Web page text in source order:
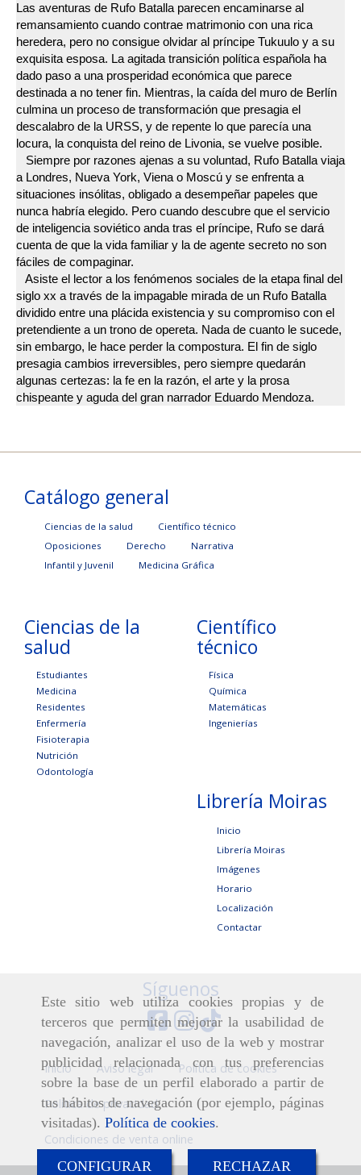
Este sitio web utiliza cookies propias y de
terceros que permiten mejorar la usabilidad de
navegación, analizar el uso de la web y mostrar
publicidad relacionada con tus preferencias
sobre la base de un perfil elaborado a partir de
tus hábitos de navegación (por ejemplo, páginas
visitadas). Política de cookies.
CONFIGURAR RECHAZAR
Las aventuras de Rufo Batalla parecen encaminarse al
remansamiento cuando contrae matrimonio con una rica
heredera, pero no consigue olvidar al príncipe Tukuulo y a su
exquisita esposa. La agitada transición política española ha
dado paso a una prosperidad económica que parece
destinada a no tener fin. Mientras, la caída del muro de Berlín
culmina un proceso de transformación que presagia el
descalabro de la URSS, y de repente lo que parecía una
locura, la conquista del reino de Livonia, se vuelve posible.
Siempre por razones ajenas a su voluntad, Rufo Batalla viaja
a Londres, Nueva York, Viena o Moscú y se enfrenta a
situaciones insólitas, obligado a desempeñar papeles que
nunca habría elegido. Pero cuando descubre que el servicio
de inteligencia soviético anda tras el príncipe, Rufo se dará
cuenta de que la vida familiar y la de agente secreto no son
fáciles de compaginar.
Asiste el lector a los fenómenos sociales de la etapa final del
siglo xx a través de la impagable mirada de un Rufo Batalla
dividido entre una plácida existencia y su compromiso con el
pretendiente a un trono de opereta. Nada de cuanto le sucede,
sin embargo, le hace perder la compostura. El fin de siglo
presagia cambios irreversibles, pero siempre quedarán
algunas certezas: la fe en la razón, el arte y la prosa
chispeante y aguda del gran narrador Eduardo Mendoza.
Catálogo general
Ciencias de la salud
Científico técnico
Oposiciones
Derecho
Narrativa
Infantil y Juvenil
Medicina Gráfica
Ciencias de la
salud
Estudiantes
Medicina
Residentes
Enfermería
Fisioterapia
Nutrición
Odontología
Científico
técnico
Física
Química
Matemáticas
Ingenierías
Librería Moiras
Inicio
Librería Moiras
Imágenes
Horario
Localización
Contactar
Síguenos
Inicio Aviso legal Política de cookies
Política de privacidad
Condiciones de venta online